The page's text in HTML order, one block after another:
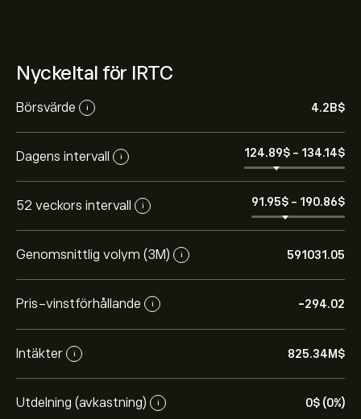
Nyckeltal för IRTC
Börsvärde i 4.2B‎$‎
Dagens intervall i 124.89‎$‎ - 134.14‎$‎
52 veckors intervall i 91.95‎$‎ - 190.86‎$‎
Genomsnittlig volym (3M) i 591031.05
Pris-vinstförhållande i -294.02
Intäkter i 825.34M‎$‎
Utdelning (avkastning) i 0‎$‎ (0%)